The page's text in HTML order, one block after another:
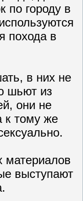
по городу в
похода в
в них не
шьют из
они не
к тому же
материалов
выступают